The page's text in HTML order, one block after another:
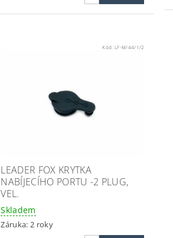
Kód: LF-M/44/1/2
LEADER FOX KRYTKA
NABÍJECÍHO PORTU -2 PLUG,
VEL.
Skladem
Záruka: 2 roky